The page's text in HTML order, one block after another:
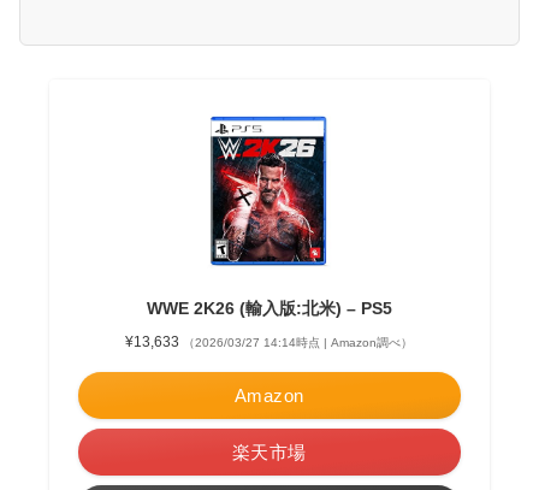
WWE 2K26 (輸入版:北米) – PS5
¥13,633 （2026/03/27 14:14時点 | Amazon調べ）
Amazon
楽天市場